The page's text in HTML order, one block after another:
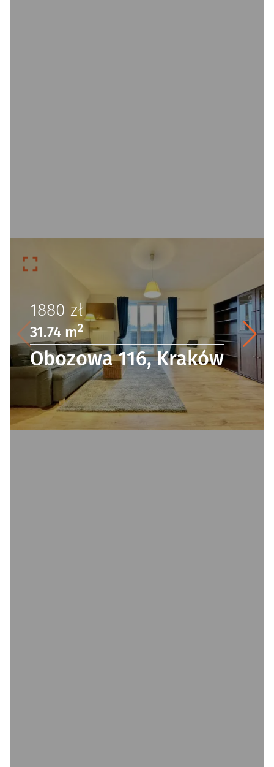
1880 zł
31.74 m2
Obozowa 116, Kraków